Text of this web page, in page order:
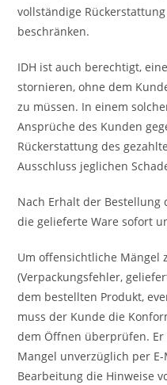
vollständige
beschränken.
IDH ist auch berechtigt,
stornieren, ohne dem
zu müssen. In einem
Ansprüche des Kunden
Rückerstattung des
Ausschluss jeglichen
Nach Erhalt der
die gelieferte Ware sofort
Um offensichtliche Mängel
(Verpackungsfehler,
dem bestellten Produkt,
muss der Kunde die
dem Öffnen überprüfen.
Mangel unverzüglich per
Bearbeitung die Hinweise